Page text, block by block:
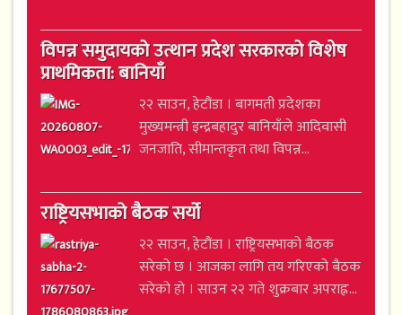
विपन्न समुदायको उत्थान प्रदेश सरकारको विशेष
प्राथमिकता: बानियाँ
२२ साउन, हेटौंडा । बागमती प्रदेशका
मुख्यमन्त्री इन्द्रबहादुर बानियाँले आदिवासी
जनजाति, सीमान्तकृत तथा विपन्न...
राष्ट्रियसभाको बैठक सर्यो
२२ साउन, हेटौंडा । राष्ट्रियसभाको बैठक
सरेको छ । आजका लागि तय गरिएको बैठक
सरेको हो । साउन २२ गते शुक्रबार अपराह्न...